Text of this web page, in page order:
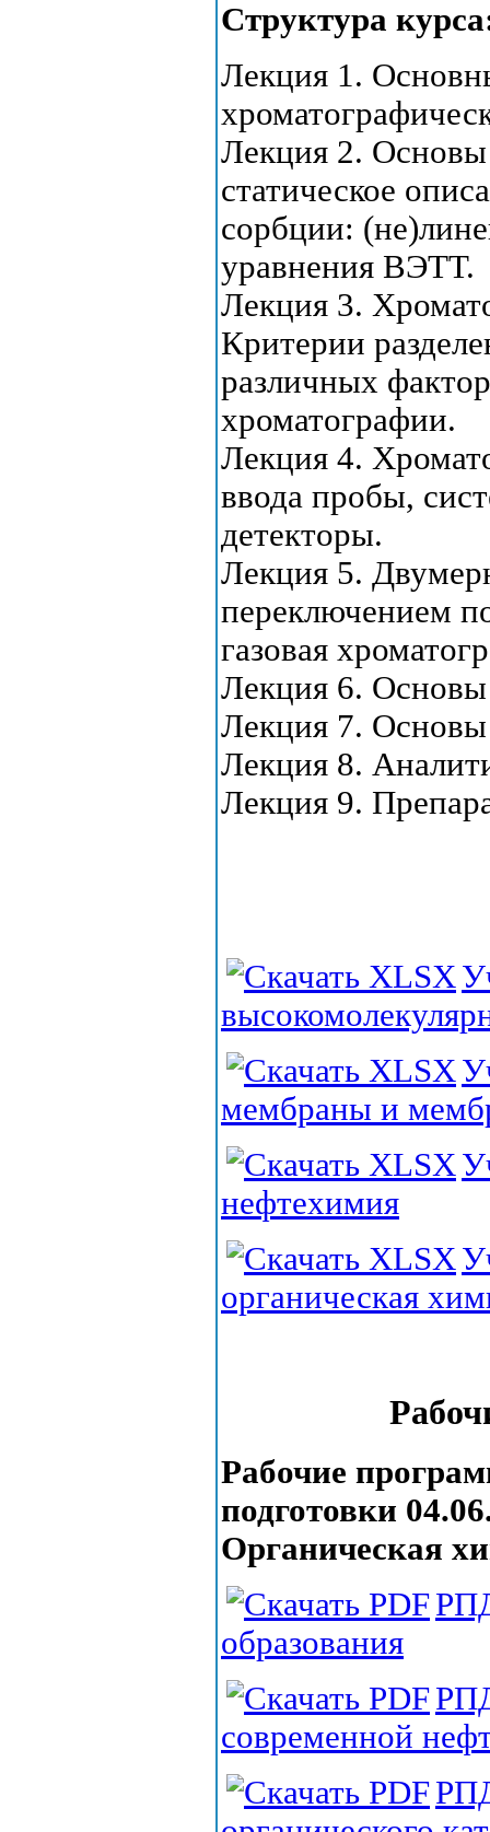
Структура
Лекция 1.
Лекция 2. Основы
статическое
сорбции:
уравнения ВЭТТ.
Лекция 3.
Критерии
различных
хроматографии.
Лекция 4.
ввода пробы,
детекторы.
Лекция 5.
переключением
газовая
Лекция 6. Основы
Лекция 7. Основы
Лекция 8.
Лекция 9.
мембраны и
нефтехимия
органическая
Рабочие
подготовки
Органическая
образования
современной